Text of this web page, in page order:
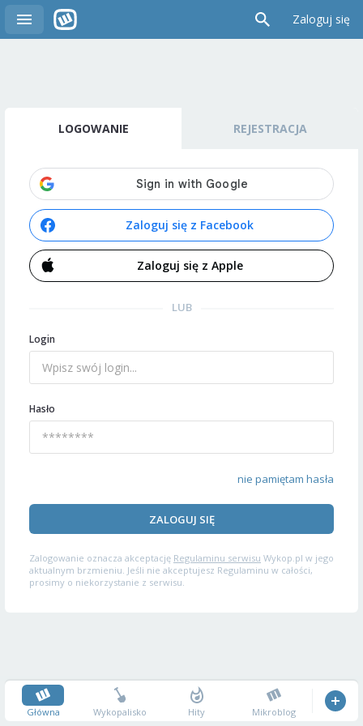
Zaloguj się
LOGOWANIE REJESTRACJA
Zaloguj się z Facebook
Zaloguj się z Apple
LUB
Login
Hasło
nie pamiętam hasła
ZALOGUJ SIĘ
Zalogowanie oznacza akceptację Regulaminu serwisu Wykop.pl w jego
aktualnym brzmieniu. Jeśli nie akceptujesz Regulaminu w całości,
prosimy o niekorzystanie z serwisu.
Główna Wykopalisko Hity Mikroblog